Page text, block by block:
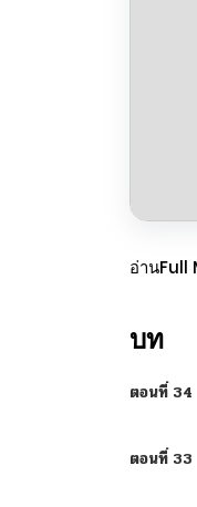
อ่าน
บท
ตอนที่ 34
ตอนที่ 33